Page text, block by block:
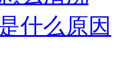
什么原因